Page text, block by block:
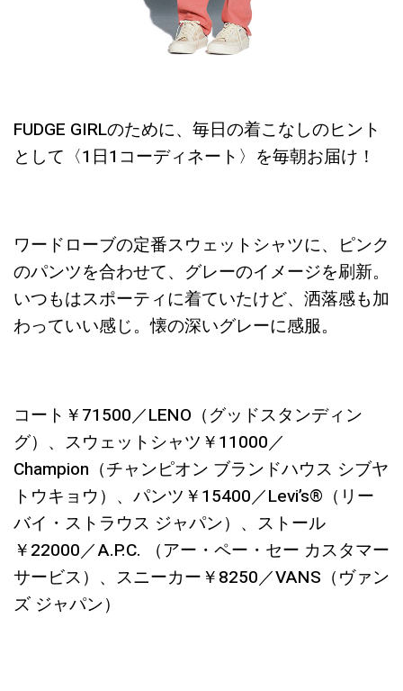
FUDGE GIRLのために、毎日の着こなしのヒント
として〈1日1コーディネート〉を毎朝お届け！
ワードローブの定番スウェットシャツに、ピンク
のパンツを合わせて、グレーのイメージを刷新。
いつもはスポーティに着ていたけど、洒落感も加
わっていい感じ。懐の深いグレーに感服。
コート￥71500／LENO（グッドスタンディン
グ）、スウェットシャツ￥11000／
Champion（チャンピオン ブランドハウス シブヤ
トウキョウ）、パンツ￥15400／Levi’s®︎（リー
バイ・ストラウス ジャパン）、ストール
￥22000／A.P.C. （アー・ペー・セー カスタマー
サービス）、スニーカー￥8250／VANS（ヴァン
ズ ジャパン）